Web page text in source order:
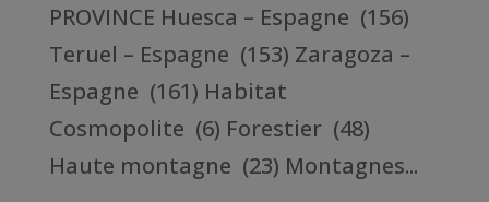
PROVINCE Huesca – Espagne (156)
Teruel – Espagne (153) Zaragoza –
Espagne (161) Habitat
Cosmopolite (6) Forestier (48)
Haute montagne (23) Montagnes...